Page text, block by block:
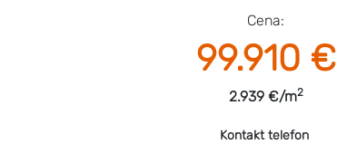
Cena:
99.910 €
2.939 €/m2
Kontakt telefon